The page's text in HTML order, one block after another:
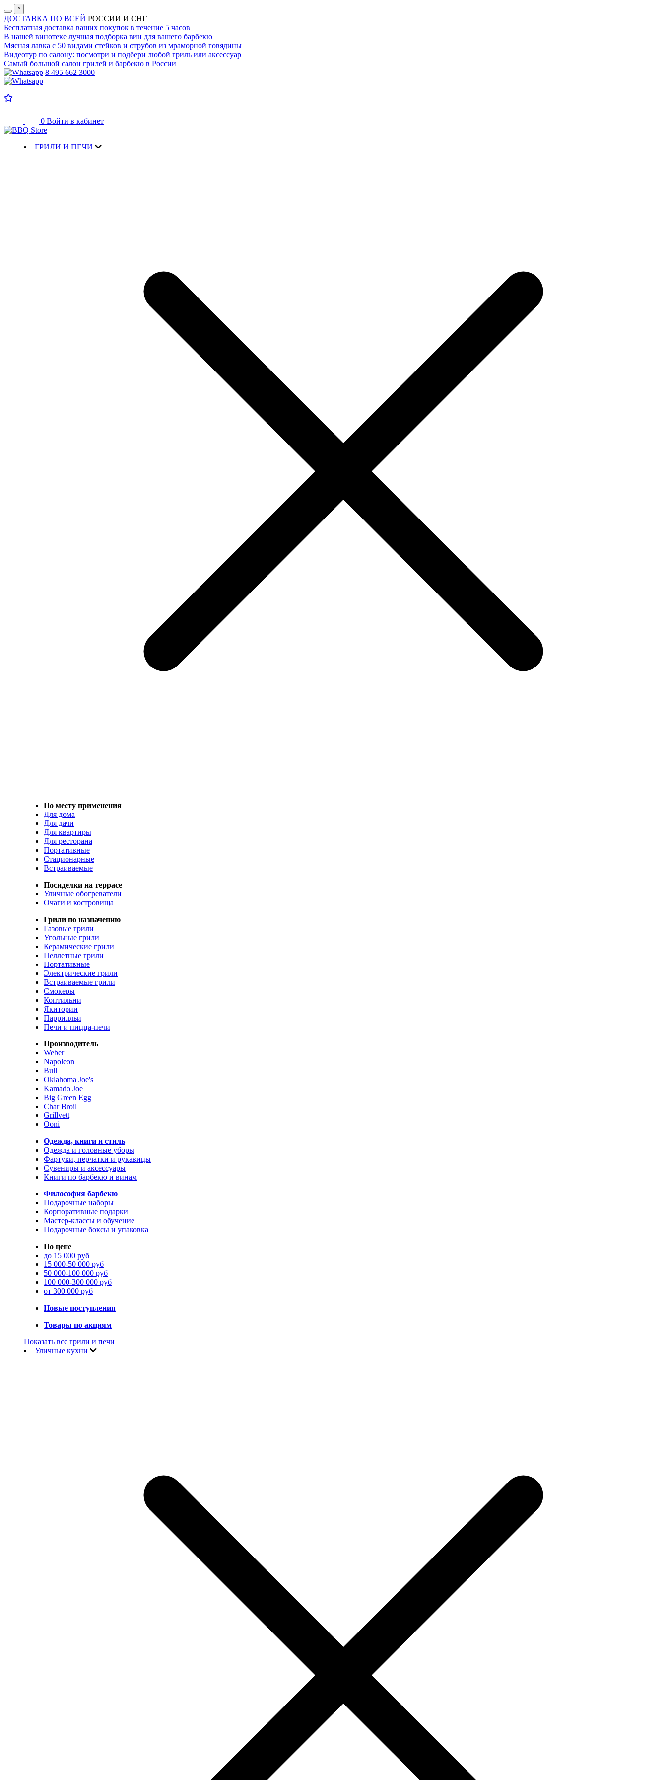
˟
ДОСТАВКА ПО ВСЕЙ РОССИИ И СНГ
Бесплатная доставка ваших покупок в течение 5 часов
В нашей винотеке лучшая подборка вин для вашего барбекю
Мясная лавка с 50 видами стейков и отрубов из мраморной говядины
Видеотур по салону: посмотри и подбери любой гриль или аксессуар
Самый большой салон грилей и барбекю в России
8 495 662 3000
0 Войти в кабинет
ГРИЛИ И ПЕЧИ
По месту применения
Для дома
Для дачи
Для квартиры
Для ресторана
Портативные
Стационарные
Встраиваемые
Посиделки на террасе
Уличные обогреватели
Очаги и костровища
Грили по назначению
Газовые грили
Угольные грили
Керамические грили
Пеллетные грили
Портативные
Электрические грили
Встраиваемые грили
Смокеры
Коптильни
Якитории
Паррилльи
Печи и пицца-печи
Производитель
Weber
Napoleon
Bull
Oklahoma Joe's
Kamado Joe
Big Green Egg
Char Broil
Grillvett
Ooni
Одежда, книги и стиль
Одежда и головные уборы
Фартуки, перчатки и рукавицы
Сувениры и аксессуары
Книги по барбекю и винам
Философия барбекю
Подарочные наборы
Корпоративные подарки
Мастер-классы и обучение
Подарочные боксы и упаковка
По цене
до 15 000 руб
15 000-50 000 руб
50 000-100 000 руб
100 000-300 000 руб
от 300 000 руб
Новые поступления
Товары по акциям
Показать все грили и печи
Уличные кухни